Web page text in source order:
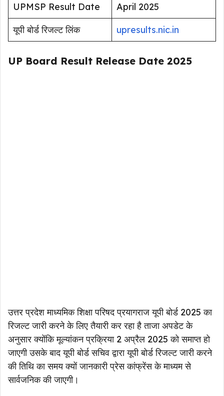
UPMSP Result Date
April 2025
यूपी बोर्ड रिजल्ट लिंक
upresults.nic.in
UP Board Result Release Date 2025
उत्तर प्रदेश माध्यमिक शिक्षा परिषद प्रयागराज यूपी बोर्ड 2025 का
रिजल्ट जारी करने के लिए तैयारी कर रहा है ताजा अपडेट के
अनुसार क्योंकि मूल्यांकन प्रक्रिया 2 अप्रैल 2025 को समाप्त हो
जाएगी उसके बाद यूपी बोर्ड सचिव द्वारा यूपी बोर्ड रिजल्ट जारी करने
की तिथि का समय क्यों जानकारी प्रेस कांफ्रेंस के माध्यम से
सार्वजनिक की जाएगी।